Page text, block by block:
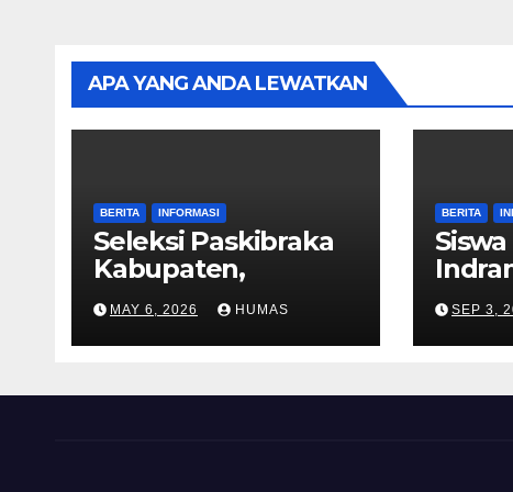
APA YANG ANDA LEWATKAN
BERITA INFORMASI
Seleksi Paskibraka
Kabupaten,
Perwakilan MAN 1
Indramayu Jalani Uji
Fisik dan
MAY 6, 2026 HUMAS
BERITA
Siswa
SEP 3,